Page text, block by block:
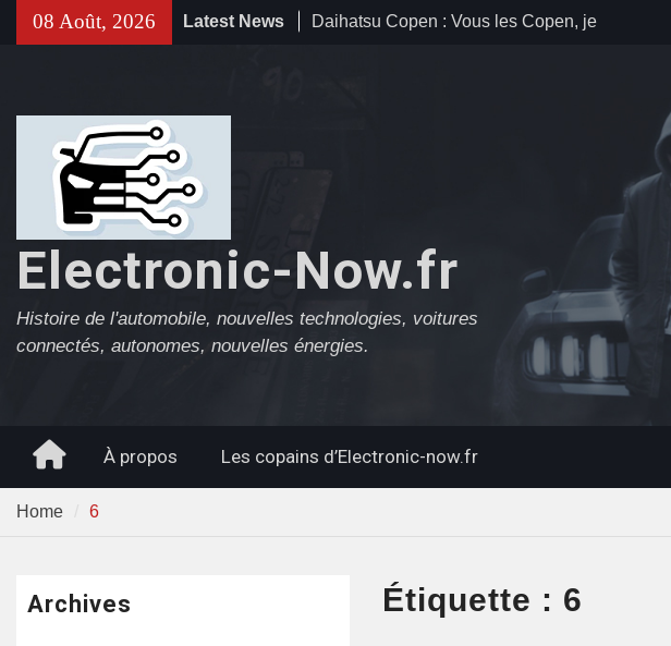
08 Août, 2026 Latest News
Daihatsu Copen : Vous les Copen, je
Electronic-Now.fr
Histoire de l'automobile, nouvelles technologies, voitures
connectés, autonomes, nouvelles énergies.
HomeÀ propos Les copains d’Electronic-now.fr
Home 6
Étiquette : 6
Archives